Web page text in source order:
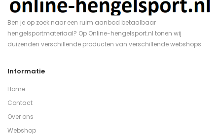
Ben je op zoek naar een ruim aanbod betaalbaar
hengelsportmateriaal? Op Online-hengelsport.nl tonen wij
duizenden verschillende producten van verschillende webshops.
Informatie
Home
Contact
Over ons
Webshop